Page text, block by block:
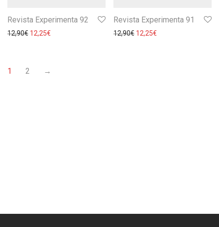
Revista Experimenta 92
12,90€ 12,25€
Revista Experimenta 91
12,90€ 12,25€
1 2 →